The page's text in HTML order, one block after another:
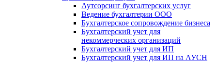
Аутсорсинг бухгалтерских услуг
Ведение бухгалтерии ООО
Бухгалтерское сопровождение бизнеса
Бухгалтерский учет для
некоммерческих организаций
Бухгалтерский учет для ИП
Бухгалтерский учет для ИП на АУСН